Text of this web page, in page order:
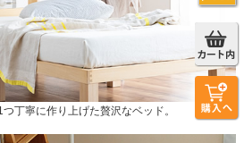
丁寧に作り上げた贅沢なベッド。